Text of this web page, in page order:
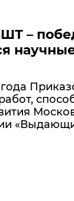
–
научные
года